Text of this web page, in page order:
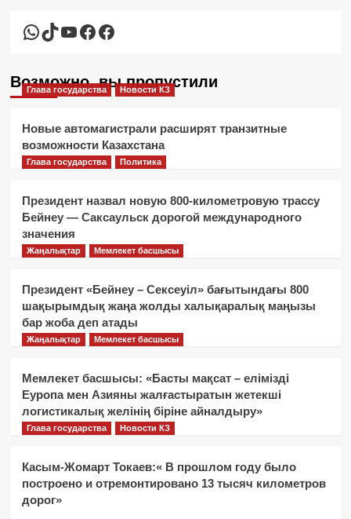
WhatsApp
TikTok
YouTube
Facebook
Facebook
Возможно, вы пропустили
Глава государства Новости КЗ
Новые автомагистрали расширят транзитные
возможности Казахстана
Глава государства Политика
Президент назвал новую 800-километровую трассу
Бейнеу — Саксаульск дорогой международного
значения
Жаңалықтар Мемлекет басшысы
Президент «Бейнеу – Сексеуіл» бағытындағы 800
шақырымдық жаңа жолды халықаралық маңызы
бар жоба деп атады
Жаңалықтар Мемлекет басшысы
Мемлекет басшысы: «Басты мақсат – елімізді
Еуропа мен Азияны жалғастыратын жетекші
логистикалық желінің біріне айналдыру»
Глава государства Новости КЗ
Касым-Жомарт Токаев:« В прошлом году было
построено и отремонтировано 13 тысяч километров
дорог»